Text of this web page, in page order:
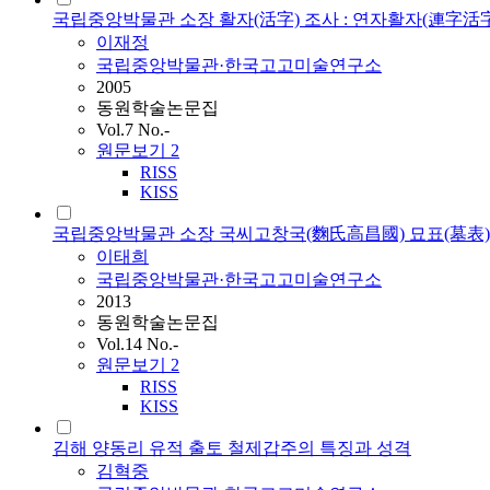
국립중앙박물관 소장 활자(活字) 조사 : 연자활자(連字活
이재정
국립중앙박물관·한국고고미술연구소
2005
동원학술논문집
Vol.7 No.-
원문보기 2
RISS
KISS
국립중앙박물관 소장 국씨고창국(麴氏高昌國) 묘표(墓表
이태희
국립중앙박물관·한국고고미술연구소
2013
동원학술논문집
Vol.14 No.-
원문보기 2
RISS
KISS
김해 양동리 유적 출토 철제갑주의 특징과 성격
김혁중